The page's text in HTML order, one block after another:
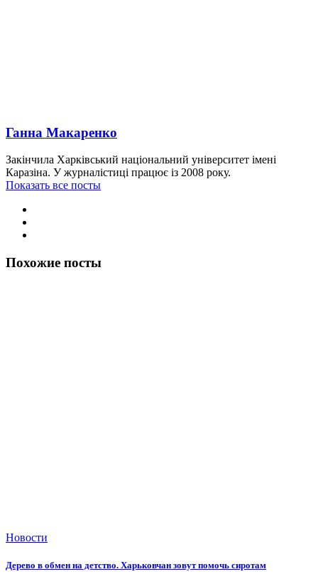
Ганна Макаренко
Закінчила Харківський національний університет імені
Каразіна. У журналістиці працює із 2008 року.
Показать все посты
Похожие посты
Новости
Дерево в обмен на детство. Харьковчан зовут помочь сиротам